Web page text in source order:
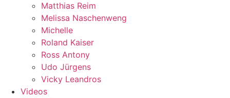
Matthias Reim
Melissa Naschenweng
Michelle
Roland Kaiser
Ross Antony
Udo Jürgens
Vicky Leandros
Videos